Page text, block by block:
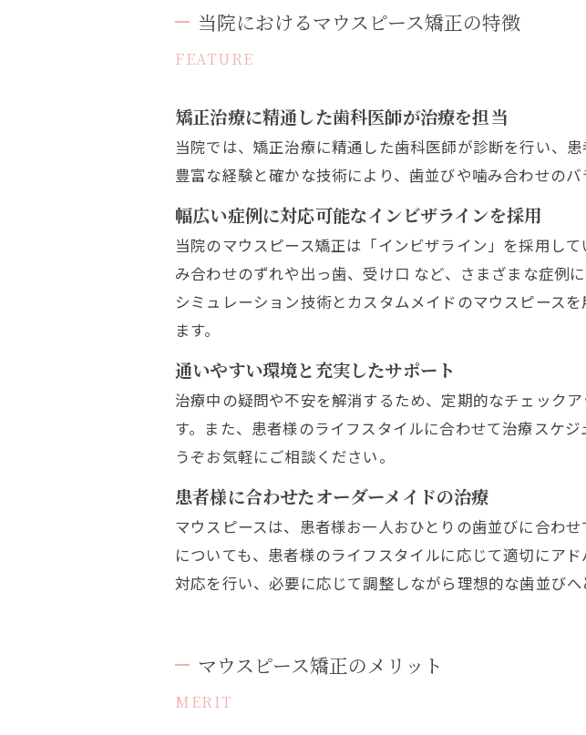
当院におけるマウスピース矯正の特徴
FEATURE
矯正治療に精通した歯科医師が治療を担当
当院では、矯正治療に精通した歯科医師が診断を行い、
豊富な経験と確かな技術により、歯並びや噛み合わせのバ
幅広い症例に対応可能なインビザラインを採用
当院のマウスピース矯正は「インビザライン」を採用し
み合わせのずれや出っ歯、受け口 など、さまざまな症例
シミュレーション技術とカスタムメイドのマウスピース
ます。
通いやすい環境と充実したサポート
治療中の疑問や不安を解消するため、定期的なチェック
す。また、患者様のライフスタイルに合わせて治療スケ
うぞお気軽にご相談ください。
患者様に合わせたオーダーメイドの治療
マウスピースは、患者様お一人おひとりの歯並びに合わ
についても、患者様のライフスタイルに応じて適切にア
対応を行い、必要に応じて調整しながら理想的な歯並びへ
マウスピース矯正のメリット
MERIT